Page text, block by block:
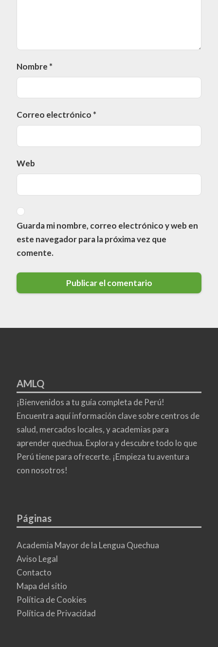
Nombre *
Correo electrónico *
Web
Guarda mi nombre, correo electrónico y web en
este navegador para la próxima vez que
comente.
AMLQ
¡Bienvenidos a tu guía completa de Perú!
Encuentra aquí información clave sobre centros de
salud, mercados locales, y academias para
aprender quechua. Explora y descubre todo lo que
Perú tiene para ofrecerte. ¡Empieza tu aventura
con nosotros!
Páginas
Academia Mayor de la Lengua Quechua
Aviso Legal
Contacto
Mapa del sitio
Política de Cookies
Política de Privacidad